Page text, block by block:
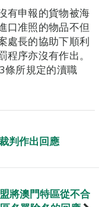
有申報的貨物被海
口准照的物品不但
處長的協助下順利
序亦沒有作出。
條所規定的瀆職
判作出回應
將澳門特區從不合